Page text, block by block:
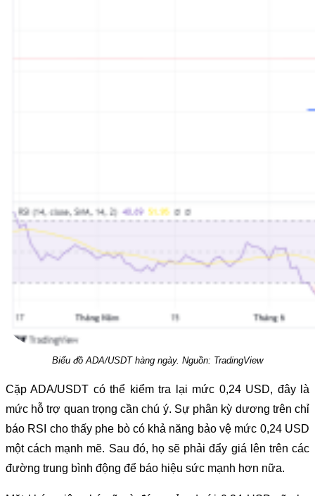
Biểu đồ ADA/USDT hàng ngày. Nguồn: TradingView
Cặp ADA/USDT có thể kiểm tra lại mức 0,24 USD, đây là
mức hỗ trợ quan trọng cần chú ý. Sự phân kỳ dương trên chỉ
báo RSI cho thấy phe bò có khả năng bảo vệ mức 0,24 USD
một cách mạnh mẽ. Sau đó, họ sẽ phải đẩy giá lên trên các
đường trung bình động để báo hiệu sức mạnh hơn nữa.